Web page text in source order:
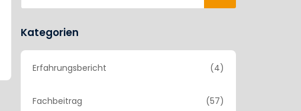
Kategorien
Erfahrungsbericht (4)
Fachbeitrag (57)